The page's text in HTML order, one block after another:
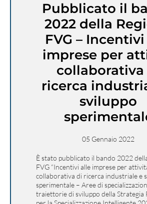
Pubblicato il
2022 della
FVG –
imprese per
collaborativa
ricerca
sviluppo
05 Gennaio 2022
È stato pubblicato il bando 2022
FVG “Incentivi alle imprese per
collaborativa di ricerca industriale e
sperimentale – Aree di
traiettorie di sviluppo della Strategia